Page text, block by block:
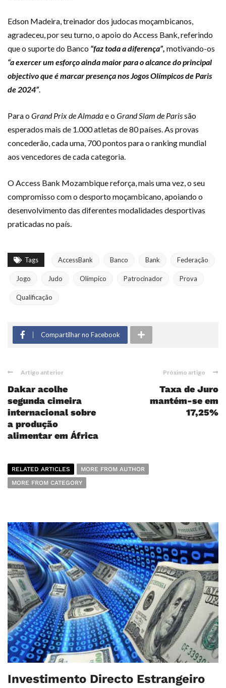
Edson Madeira, treinador dos judocas moçambicanos,
agradeceu, por seu turno, o apoio do Access Bank, referindo
que o suporte do Banco “faz toda a diferença”, motivando-os
“a exercer um esforço ainda maior para o alcance do principal
objectivo que é marcar presença nos Jogos Olímpicos de Paris
de 2024”
Para oGrand Prix de Almadae oGrand Slam de Parissão
esperados mais de 1.000 atletas de 80 países. As provas
concederão, cada uma, 700 pontos para o ranking mundial
aos vencedores de cada categoria.
O Access Bank Mozambique reforça, mais uma vez, o seu
compromisso com o desporto moçambicano, apoiando o
desenvolvimento das diferentes modalidades desportivas
praticadas no país.
Tags AccessBank Banco Bank Federação
Jogo Judo Olímpico Patrocinador Prova
Qualificação
Compartilhar no Facebook
Artigo anterior
Dakar acolhe
segunda cimeira
internacional sobre
a produção
alimentar em África
Próximo artigo
Taxa de Juro
mantém-se em
17,25%
RELATED ARTICLES
MORE FROM AUTHOR
MORE FROM CATEGORY
Investimento Directo Estrangeiro